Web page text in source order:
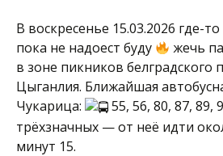
В воскресенье 15.03.2026 где-то
пока не надоест буду
жечь
в зоне пикников белградского
Цыганлия. Ближайшая
Чукарица:
55, 56, 80, 87, 89,
трёхзначных — от неё идти
минут 15.